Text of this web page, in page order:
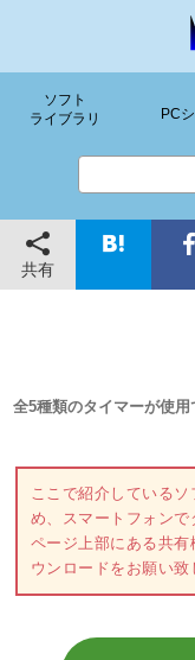
ソフト
ライブラリ
PC
共有
全5種類のタイマーが使
ここで紹介している
め、スマートフォンで
ページ上部にある共
ウンロードをお願い致